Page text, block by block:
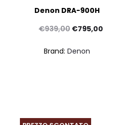
Denon DRA-900H
€939,00 Il
€795,00Il
Brand: Denon